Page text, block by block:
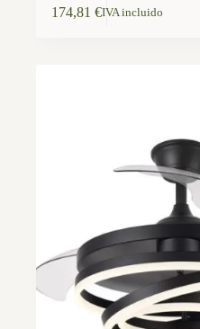
174,81 €IVA incluido